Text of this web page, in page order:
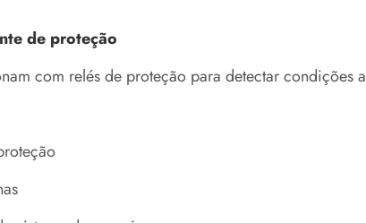
de proteção
com relés de proteção para detectar